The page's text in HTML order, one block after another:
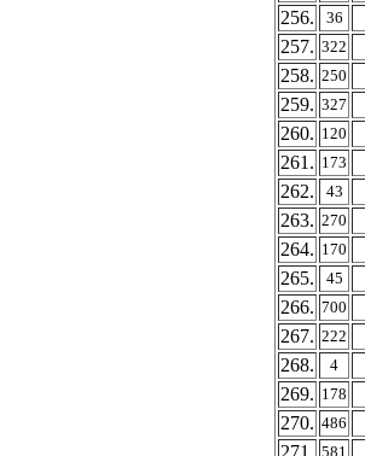
256.
36
257. 322
258. 250
259. 327
260. 120
261. 173
262.
43
263. 270
264. 170
265.
45
266. 700
267. 222
268.
4
269. 178
270. 486
271. 581